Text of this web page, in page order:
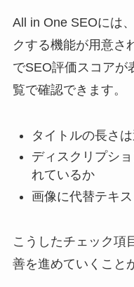
All in One SEOには
クする機能が用意さ
でSEO評価スコアが
覧で確認できます。
タイトルの長さ
ディスクリプシ
れているか
画像に代替テキ
こうしたチェック項
善を進めていくこと